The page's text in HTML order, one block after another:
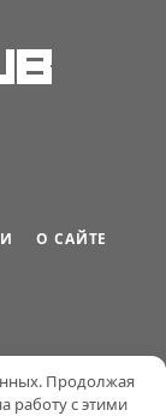
О САЙТЕ
Продолжая
работу с этими